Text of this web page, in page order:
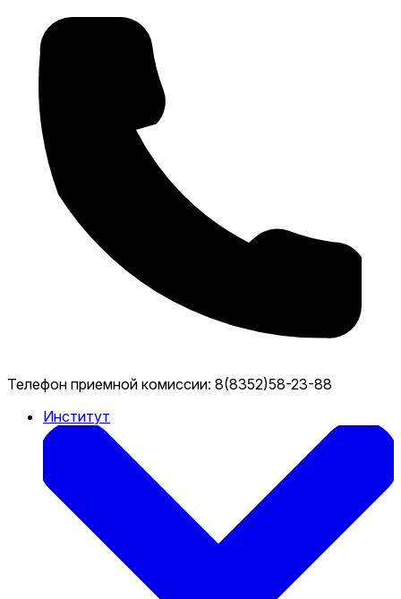
Телефон приемной комиссии: 8(8352)58-23-88
Институт